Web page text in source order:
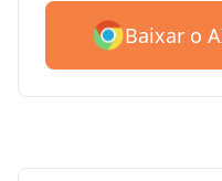
Baixar o